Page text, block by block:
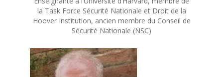
la Task Force Sécurité Nationale et Droit de la
Hoover Institution, ancien membre du Conseil de
Sécurité Nationale (NSC)